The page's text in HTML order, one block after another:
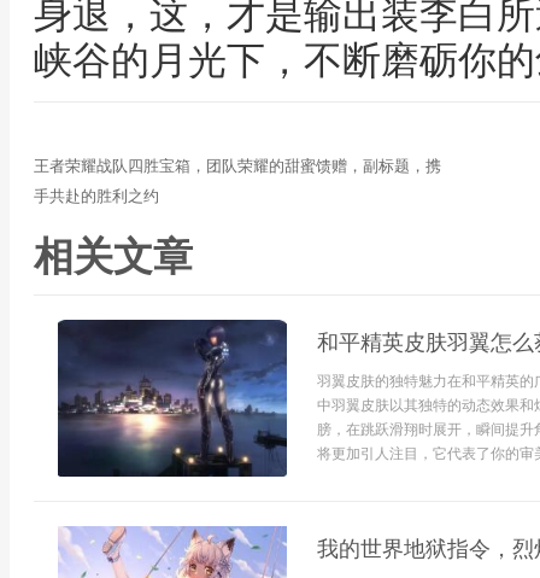
身退，这，才是输出装李白
峡谷的月光下，不断磨砺你
王者荣耀战队四胜宝箱，团队荣耀的甜蜜馈赠，副标题，携
手共赴的胜利之约
相关文章
和平精英皮肤羽翼怎
羽翼皮肤的独特魅力在和平精英
中羽翼皮肤以其独特的动态效果
膀，在跳跃滑翔时展开，瞬间提
将更加引人注目，它代表了你的审
我的世界地狱指令，